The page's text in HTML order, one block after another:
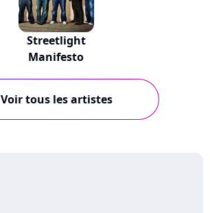
Streetlight
Manifesto
Voir tous les artistes